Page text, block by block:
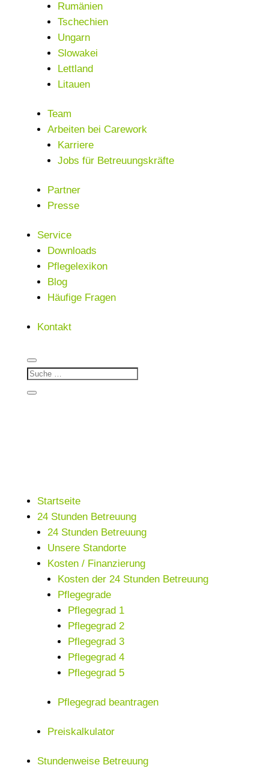
Rumänien
Tschechien
Ungarn
Slowakei
Lettland
Litauen
Team
Arbeiten bei Carework
Karriere
Jobs für Betreuungskräfte
Partner
Presse
Service
Downloads
Pflegelexikon
Blog
Häufige Fragen
Kontakt
Startseite
24 Stunden Betreuung
24 Stunden Betreuung
Unsere Standorte
Kosten / Finanzierung
Kosten der 24 Stunden Betreuung
Pflegegrade
Pflegegrad 1
Pflegegrad 2
Pflegegrad 3
Pflegegrad 4
Pflegegrad 5
Pflegegrad beantragen
Preiskalkulator
Stundenweise Betreuung